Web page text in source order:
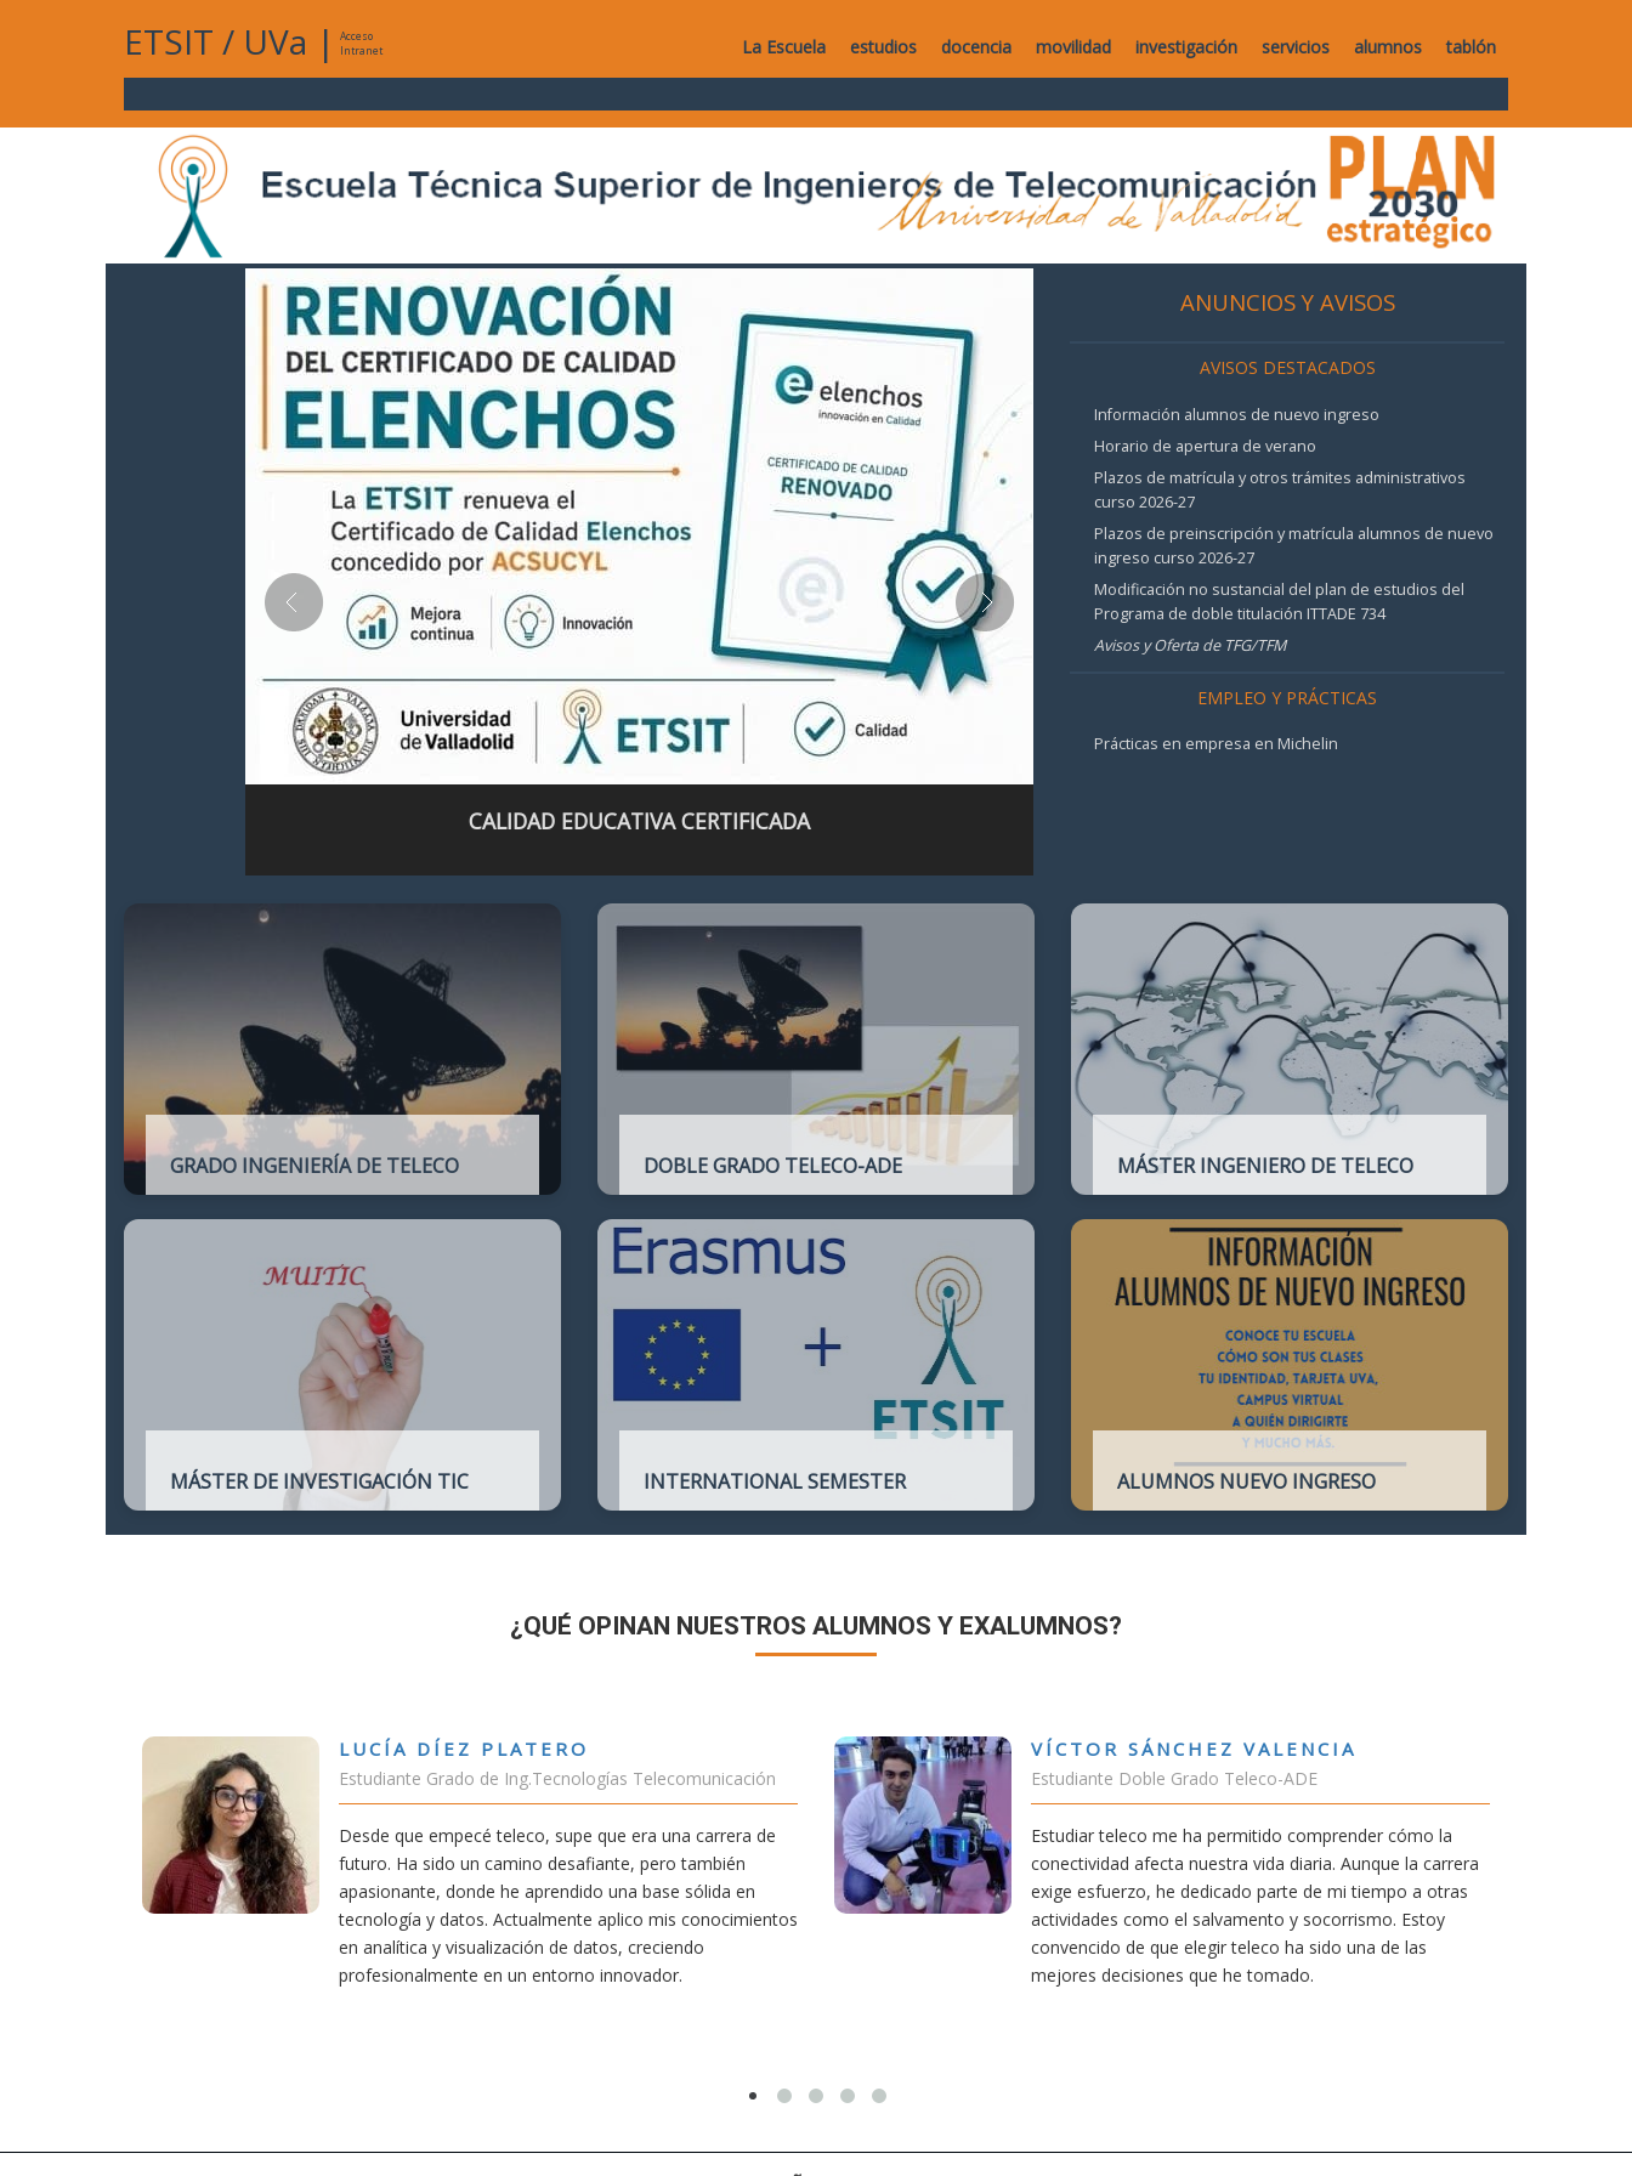
ETSIT / UVa |
Acceso
Intranet
La Escuela estudios docencia movilidad investigación servicios alumnos tablón
CALIDAD EDUCATIVA CERTIFICADA
ANUNCIOS Y AVISOS
AVISOS DESTACADOS
Información alumnos de nuevo ingreso
Horario de apertura de verano
Plazos de matrícula y otros trámites administrativos
curso 2026-27
Plazos de preinscripción y matrícula alumnos de nuevo
ingreso curso 2026-27
Modificación no sustancial del plan de estudios del
Programa de doble titulación ITTADE 734
Avisos y Oferta de TFG/TFM
EMPLEO Y PRÁCTICAS
Prácticas en empresa en Michelin
GRADO INGENIERÍA DE TELECO DOBLE GRADO TELECO-ADE
Ingeniería de Telecomunicación con la de
Administración y Dirección de Empresas
MÁSTER INGENIERO DE TELECO
profesionales del Ingeniero de
Telecomunicación y que habilita para el
ejercicio de la profesión.
MÁSTER DE INVESTIGACIÓN TIC INTERNATIONAL SEMESTER ALUMNOS NUEVO INGRESO
¿QUÉ OPINAN NUESTROS ALUMNOS Y EXALUMNOS?
DÍEZ PLATERO
Grado de Ing.Tecnologías Telecomunicación
empecé teleco, supe que era una carrera de
sido un camino desafiante, pero también
donde he aprendido una base sólida en
y datos. Actualmente aplico mis conocimientos
VÍCTOR SÁNCHEZ VALENCIA
Estudiante Doble Grado Teleco-ADE
Estudiar teleco me ha permitido comprender cómo la
conectividad afecta nuestra vida diaria. Aunque la carrera
exige esfuerzo, he dedicado parte de mi tiempo a otras
actividades como el salvamento y socorrismo. Estoy
convencido de que elegir teleco ha sido una de las
mejores decisiones que he tomado.
RUBÉN URRACA TORICES
En cualquier carrera necesitas una
mía siempre ha sido poder trabajar en
carrera de teleco me dará la
Aunque al principio parezca duro, uno
mereció la pena por las múltiples